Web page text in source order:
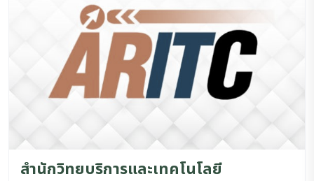
สำนักวิทยบริการและเทคโนโลยี